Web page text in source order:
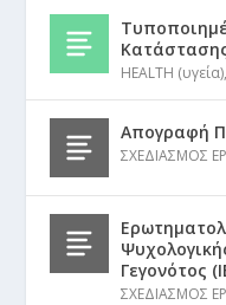
HEALTH (υγεία)
Απογραφή
ΣΧΕΔΙΑΣΜΟΣ
Γεγονότος
ΣΧΕΔΙΑΣΜΟΣ